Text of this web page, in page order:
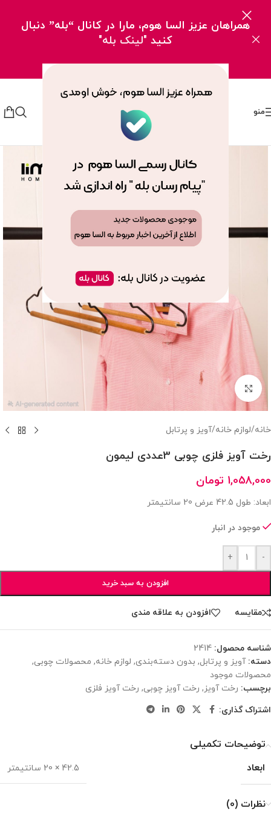
همراهان عزیز السا هوم، مارا در کانال “بله” دنبال
کنید "لینک بله"
منو
بزرگنمایی تصویر
خانه/لوازم خانه/آویز و پرتابل
رخت آویز فلزی چوبی 3عددی لیمون
1,058,000 تومان
ابعاد: طول 42.5 عرض 20 سانتیمتر
موجود در انبار
-
+
افزودن به سبد خرید
مقایسه افزودن به علاقه مندی
شناسه محصول: 2414
دسته: آویز و پرتابل, بدون دسته‌بندی, لوازم خانه, محصولات چوبی,
محصولات موجود
برچسب: رخت آویز, رخت آویز چوبی, رخت آویز فلزی
اشتراک گذاری:
توضیحات تکمیلی
ابعاد
42.5 × 20 سانتیمتر
نظرات (0)